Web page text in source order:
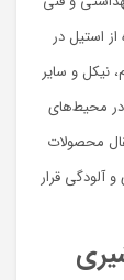
از استیل در
نیکل و سایر
در محیط‌های
محصولات
قرار